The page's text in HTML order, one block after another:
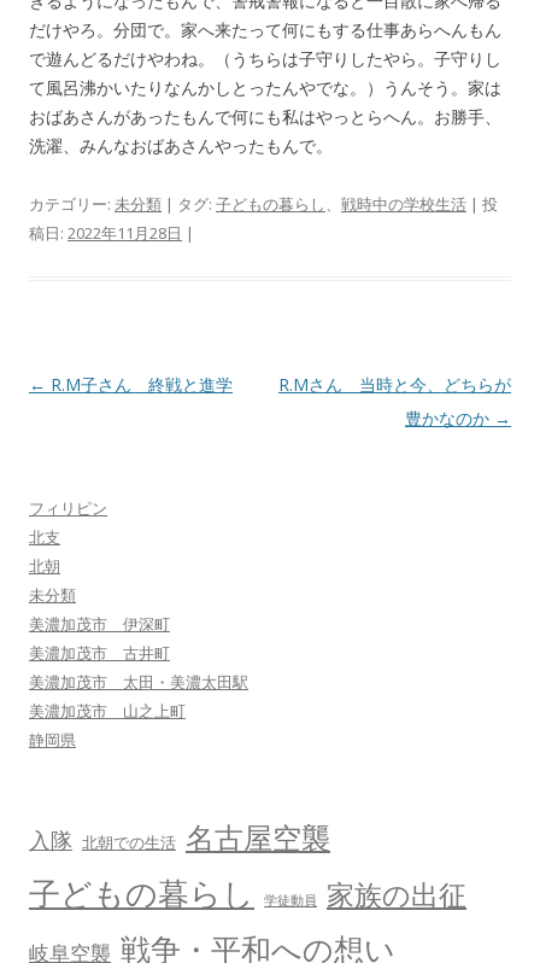
だけやろ。分団で。家へ来たって何にもする仕事あらへんもん
で遊んどるだけやわね。（うちらは子守りしたやら。子守りし
て風呂沸かいたりなんかしとったんやでな。）うんそう。家は
おばあさんがあったもんで何にも私はやっとらへん。お勝手、
洗濯、みんなおばあさんやったもんで。
カテゴリー: 未分類 | タグ: 子どもの暮らし、 戦時中の学校生活 | 投
稿日: 2022年11月28日 |
投
ゲ
ー
シ
ョ
ン
← R.M子さん 終戦と進学
R.Mさん 当時と今、どちらが
豊かなのか →
フィリピン
北支
北朝
未分類
美濃加茂市 伊深町
美濃加茂市 古井町
美濃加茂市 太田・美濃太田駅
美濃加茂市 山之上町
静岡県
入隊 北朝での生活 名古屋空襲
子どもの暮らし 学徒動員 家族の出征
岐阜空襲 戦争・平和への想い